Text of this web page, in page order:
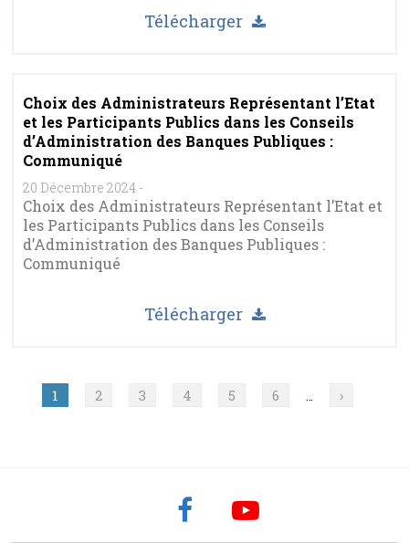
Télécharger
Choix des Administrateurs Représentant l’Etat
et les Participants Publics dans les Conseils
d’Administration des Banques Publiques :
Communiqué
20 Décembre 2024 -
Choix des Administrateurs Représentant l’Etat et
les Participants Publics dans les Conseils
d’Administration des Banques Publiques :
Communiqué
Télécharger
Pagination
Page
1 Page
2 Page
3 Page
4 Page
5 Page
6
Page
›